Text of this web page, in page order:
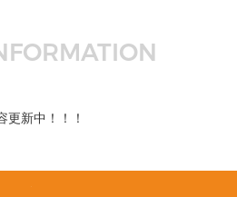
更新中！！！